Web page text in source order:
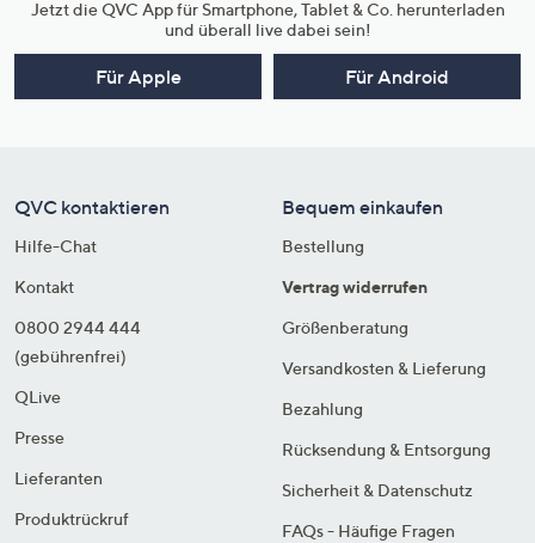
Jetzt die QVC App für Smartphone, Tablet & Co. herunterladen
und überall live dabei sein!
Für Apple Für Android
QVC kontaktieren
Hilfe-Chat
Kontakt
0800 2944 444
(gebührenfrei)
QLive
Presse
Lieferanten
Produktrückruf
Bequem einkaufen
Bestellung
Vertrag widerrufen
Größenberatung
Versandkosten & Lieferung
Bezahlung
Rücksendung & Entsorgung
Sicherheit & Datenschutz
FAQs - Häufige Fragen